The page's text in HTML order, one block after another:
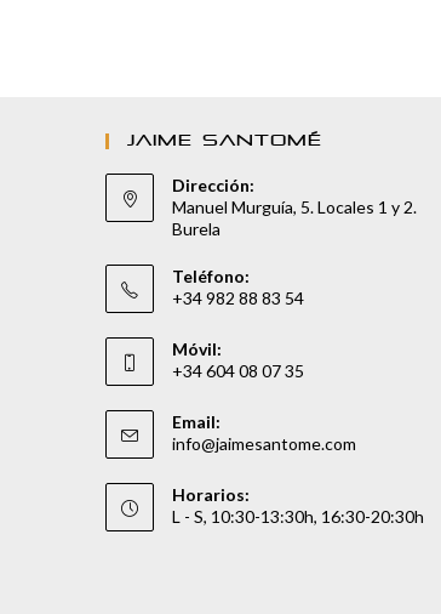
JAIME SANTOMÉ
Dirección:
Manuel Murguía, 5. Locales 1 y 2.
Burela
Teléfono:
+34 982 88 83 54
Móvil:
+34 604 08 07 35
Email:
info@jaimesantome.com
Horarios:
L - S, 10:30-13:30h, 16:30-20:30h